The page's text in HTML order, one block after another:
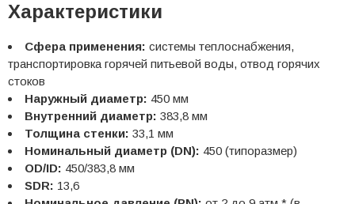
Характеристики
Сфера применения: системы теплоснабжения,
транспортировка горячей питьевой воды, отвод горячих
стоков
Наружный диаметр: 450 мм
Внутренний диаметр: 383,8 мм
Толщина стенки: 33,1 мм
Номинальный диаметр (DN): 450 (типоразмер)
OD/ID: 450/383,8 мм
SDR: 13,6